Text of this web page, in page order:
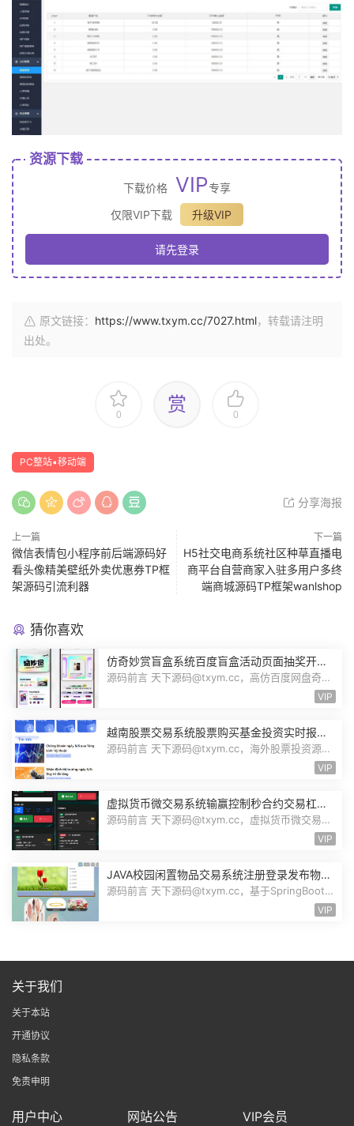
资源下载
下载价格 VIP专享
仅限VIP下载
升级VIP
请先登录
原文链接： https://www.txym.cc/7027.html，转载请注明
出处。
0 赏 0
PC整站▪移动端
分享海报
上一篇
微信表情包小程序前后端源码好
看头像精美壁纸外卖优惠券TP框
架源码引流利器
下一篇
H5社交电商系统社区种草直播电
商平台自营商家入驻多用户多终
端商城源码TP框架wanlshop
猜你喜欢
仿奇妙赏盲盒系统百度盲盒活动页面抽奖开盒
奖品展示概率设置无限回调源码潮玩V6
源码前言 天下源码@txym.cc，高仿百度网盘奇妙
VIP
越南股票交易系统股票购买基金投资实时报价
交易信息投资组合海外股票投资PHP源码
源码前言 天下源码@txym.cc，海外股票投资源
VIP
虚拟货币微交易系统输赢控制秒合约交易杠杆
交易现货交易跟单员模式纯英文版源码BitTong
源码前言 天下源码@txym.cc，虚拟货币微交易投
VIP
JAVA校园闲置物品交易系统注册登录发布物品
搜索物品物品交易文章资讯商家管理源码
源码前言 天下源码@txym.cc，基于SpringBoot的
VIP
关于我们
关于本站
开通协议
隐私条款
免责申明
用户中心 网站公告 VIP会员